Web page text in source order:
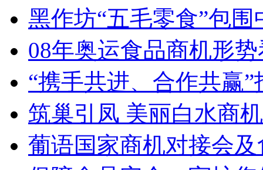
黑作坊“五毛零食”包
08年奥运食品商机形
“携手共进、合作共赢
筑巢引凤 美丽白水商
葡语国家商机对接会